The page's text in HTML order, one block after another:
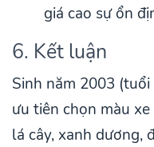
giá cao sự ổn
6. Kết luận
Sinh năm 2003
ưu tiên chọn màu
lá cây, xanh dương,